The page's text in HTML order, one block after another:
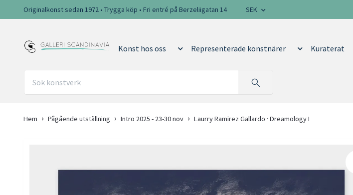
Originalkonst sedan 1972 • Trygga köp • Fri entré på Berzeliigatan 14 SEK
Konst hos oss Representerade konstnärer Kuraterat
Hem Pågående utställning Intro 2025 - 23-30 nov Laurry Ramirez Gallardo · Dreamology I